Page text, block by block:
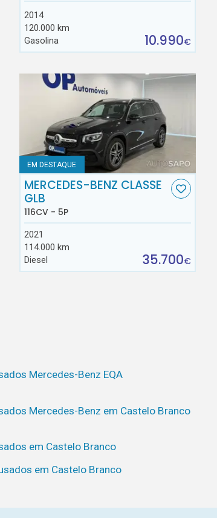
2014
120.000 km
Gasolina
10.990€
EM DESTAQUE
MERCEDES-BENZ CLASSE
GLB
116CV - 5P
2021
114.000 km
Diesel
35.700€
Mercedes-Benz EQA
Mercedes-Benz em Castelo Branco
em Castelo Branco
em Castelo Branco